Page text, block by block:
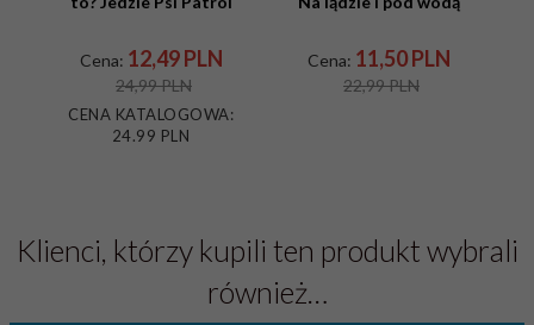
Cena: 12,49 PLN
24,99 PLN
CENA KATALOGOWA:
24.99 PLN
Cena: 11,50 PLN
22,99 PLN
Klienci, którzy kupili ten produkt wybrali
również…